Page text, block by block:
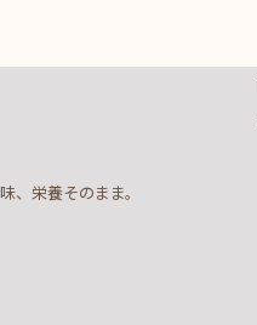
栄養そのまま。